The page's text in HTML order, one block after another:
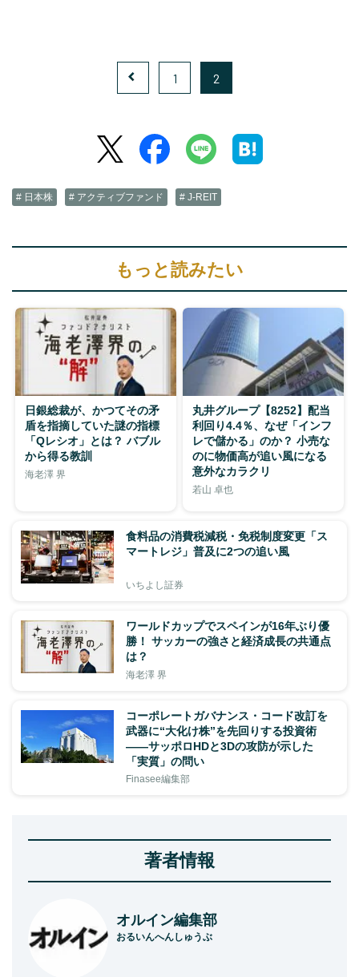
1 2
# 日本株 # アクティブファンド # J-REIT
もっと読みたい
日銀総裁が、かつてその矛
盾を指摘していた謎の指標
「Qレシオ」とは？ バブル
から得る教訓
海老澤 界
丸井グループ【8252】配当
利回り4.4％、なぜ「インフ
レで儲かる」のか？ 小売な
のに物価高が追い風になる
意外なカラクリ
若山 卓也
食料品の消費税減税・免税制度変更「ス
マートレジ」普及に2つの追い風
いちよし証券
ワールドカップでスペインが16年ぶり優
勝！ サッカーの強さと経済成長の共通点
は？
海老澤 界
コーポレートガバナンス・コード改訂を
武器に“大化け株”を先回りする投資術
——サッポロHDと3Dの攻防が示した
「実質」の問い
Finasee編集部
著者情報
オルイン編集部
おるいんへんしゅうぶ